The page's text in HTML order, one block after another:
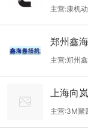
的技术团
（产品多
器材、龙
主营:康机
和服务康
有: 直营批
9 6CT8.3
郑州鑫
主营:郑州
荥阳，郑
大、珠、连
公司设备
上海向
主营:3M聚